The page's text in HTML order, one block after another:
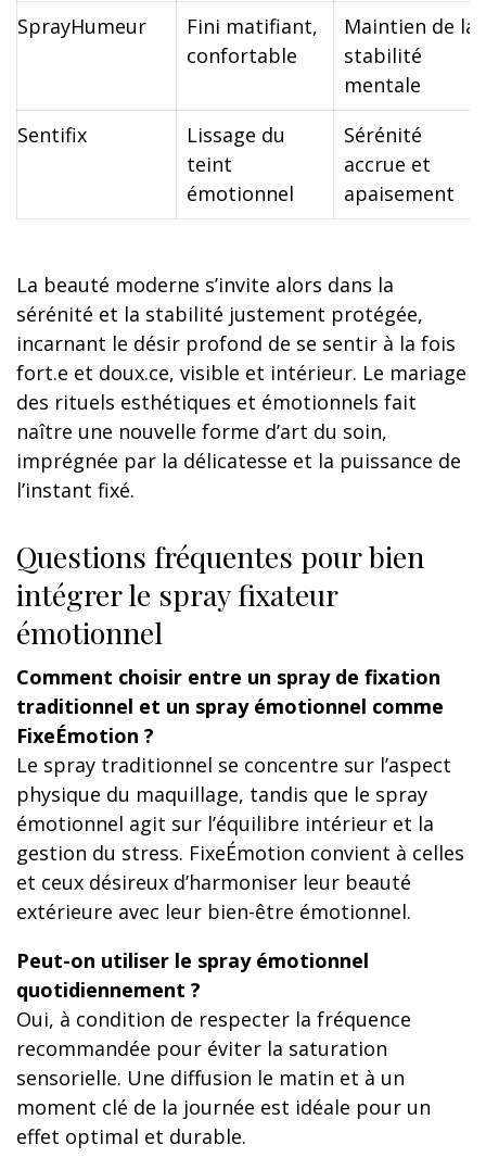
SprayHumeur
Fini matifiant,
confortable
Maintien de la
stabilité
mentale
Sentifix
Lissage du
teint
émotionnel
Sérénité
accrue et
apaisement
La beauté moderne s’invite alors dans la
sérénité et la stabilité justement protégée,
incarnant le désir profond de se sentir à la fois
fort.e et doux.ce, visible et intérieur. Le mariage
des rituels esthétiques et émotionnels fait
naître une nouvelle forme d’art du soin,
imprégnée par la délicatesse et la puissance de
l’instant fixé.
Questions fréquentes pour bien
intégrer le spray fixateur
émotionnel
Comment choisir entre un spray de fixation
traditionnel et un spray émotionnel comme
FixeÉmotion ?
Le spray traditionnel se concentre sur l’aspect
physique du maquillage, tandis que le spray
émotionnel agit sur l’équilibre intérieur et la
gestion du stress. FixeÉmotion convient à celles
et ceux désireux d’harmoniser leur beauté
extérieure avec leur bien-être émotionnel.
Peut-on utiliser le spray émotionnel
quotidiennement ?
Oui, à condition de respecter la fréquence
recommandée pour éviter la saturation
sensorielle. Une diffusion le matin et à un
moment clé de la journée est idéale pour un
effet optimal et durable.